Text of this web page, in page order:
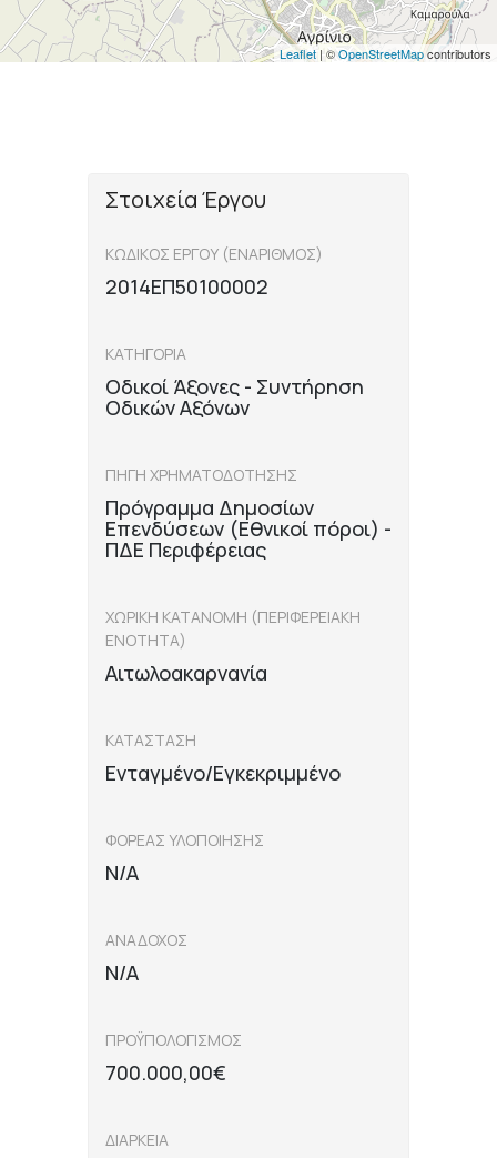
Leaflet | ©OpenStreetMapcontributors
Στοιχεία Έργου
ΚΩΔΙΚΟΣ ΕΡΓΟΥ (ΕΝΑΡΙΘΜΟΣ)
2014ΕΠ50100002
ΚΑΤΗΓΟΡΙΑ
Οδικοί Άξονες - Συντήρηση
Οδικών Αξόνων
ΠΗΓΗ ΧΡΗΜΑΤΟΔΟΤΗΣΗΣ
Πρόγραμμα Δημοσίων
Επενδύσεων (Εθνικοί πόροι) -
ΠΔΕ Περιφέρειας
ΧΩΡΙΚΗ ΚΑΤΑΝΟΜΗ (ΠΕΡΙΦΕΡΕΙΑΚΗ
ΕΝΟΤΗΤΑ)
Αιτωλοακαρνανία
ΚΑΤΑΣΤΑΣΗ
Ενταγμένο/Εγκεκριμμένο
ΦΟΡΕΑΣ ΥΛΟΠΟΙΗΣΗΣ
N/A
ΑΝΑΔΟΧΟΣ
N/A
ΠΡΟΫΠΟΛΟΓΙΣΜΟΣ
700.000,00€
ΔΙΑΡΚΕΙΑ